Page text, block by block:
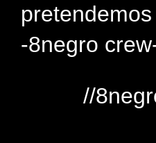
-8negro
//